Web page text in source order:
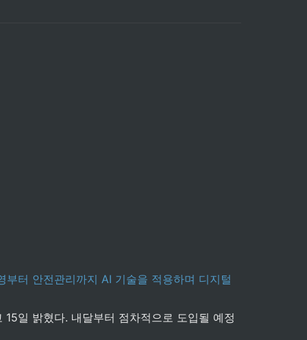
터 안전관리까지 AI 기술을 적용하며 디지털
일 밝혔다. 내달부터 점차적으로 도입될 예정